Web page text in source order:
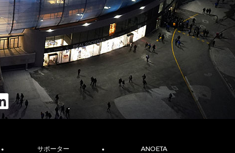
サポーター ANOETA